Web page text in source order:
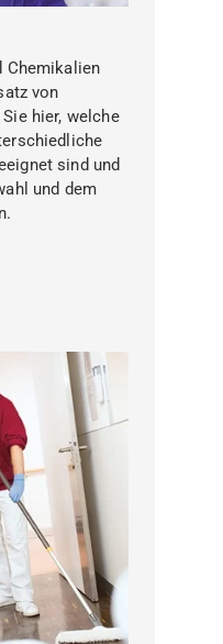
Chemikalien
von
hier, welche
sind und
und dem